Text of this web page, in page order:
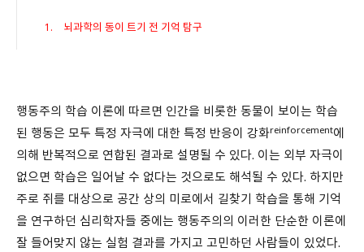
뇌과학의 동이 트기 전 기억 탐구
행동주의 학습 이론에 따르면 인간을 비롯한 동물이 보이는 학습
된 행동은 모두 특정 자극에 대한 특정 반응이 강화reinforcement에
의해 반복적으로 연합된 결과로 설명될 수 있다. 이는 외부 자극이
없으면 학습은 일어날 수 없다는 것으로도 해석될 수 있다. 하지만
주로 쥐를 대상으로 공간 상의 미로에서 길찾기 학습을 통해 기억
을 연구하던 심리학자들 중에는 행동주의의 이러한 단순한 이론에
잘 들어맞지 않는 실험 결과를 가지고 고민하던 사람들이 있었다.